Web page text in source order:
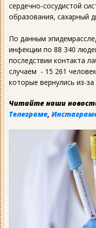
сердечно-сосудистой
образования, сахарный
По данным
инфекции по 88 340
последствии контакта
случаем - 15 261
которые вернулись из-за
Читайте наши
Телеграме